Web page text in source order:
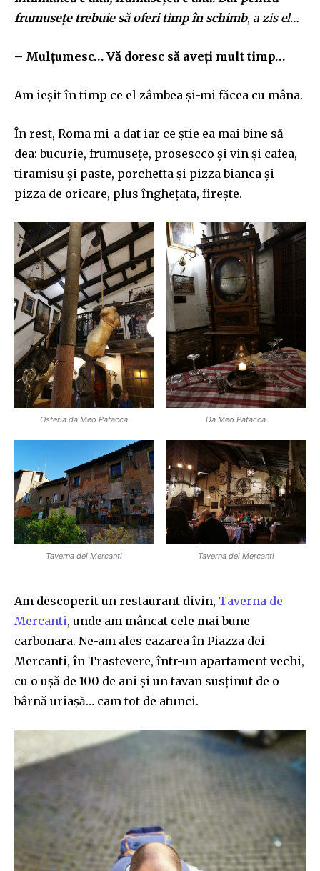
frumusețe trebuie să oferi timp în schimb, a zis el…
– Mulțumesc… Vă doresc să aveți mult timp…
Am ieșit în timp ce el zâmbea și-mi făcea cu mâna.
În rest, Roma mi-a dat iar ce știe ea mai bine să
dea: bucurie, frumusețe, prosescco și vin și cafea,
tiramisu și paste, porchetta și pizza bianca și
pizza de oricare, plus înghețata, firește.
Osteria da Meo Patacca Da Meo Patacca
Taverna dei Mercanti Taverna dei Mercanti
Am descoperit un restaurant divin, Taverna de
Mercanti, unde am mâncat cele maibune
carbonara. Ne-am ales cazarea în Piazza dei
Mercanti, în Trastevere, într-un apartament vechi,
cu o ușă de 100 de ani și un tavan susținut de o
bârnă uriașă… cam tot de atunci.